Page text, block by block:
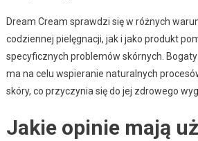
Dream Cream sprawdzi się w różnych
codziennej pielęgnacji, jak i jako produkt
specyficznych problemów skórnych.
ma na celu wspieranie naturalnych
skóry, co przyczynia się do jej zdrowego
Jakie opinie mają